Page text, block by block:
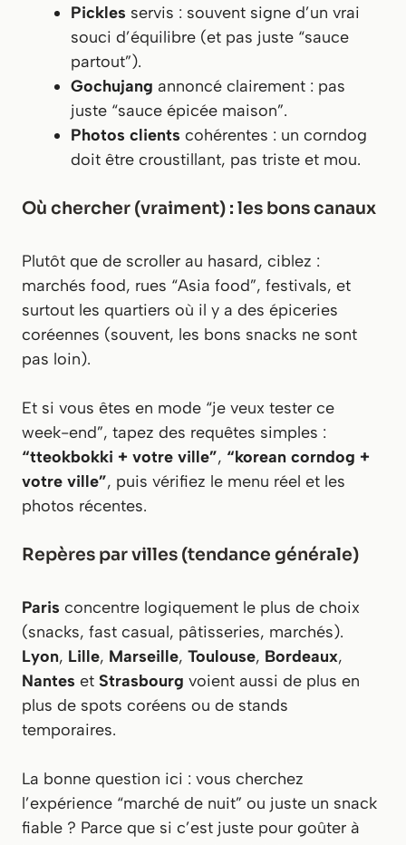
Pickles servis : souvent signe d’un vrai
souci d’équilibre (et pas juste “sauce
partout”).
Gochujang annoncé clairement : pas
juste “sauce épicée maison”.
Photos clients cohérentes : un corndog
doit être croustillant, pas triste et mou.
Où chercher (vraiment) : les bons canaux
Plutôt que de scroller au hasard, ciblez :
marchés food, rues “Asia food”, festivals, et
surtout les quartiers où il y a des épiceries
coréennes (souvent, les bons snacks ne sont
pas loin).
Et si vous êtes en mode “je veux tester ce
week-end”, tapez des requêtes simples :
“tteokbokki + votre ville”, “korean corndog +
votre ville”, puis vérifiez le menu réel et les
photos récentes.
Repères par villes (tendance générale)
Paris concentre logiquement le plus de choix
(snacks, fast casual, pâtisseries, marchés).
Lyon, Lille, Marseille, Toulouse, Bordeaux,
Nantes et Strasbourg voient aussi de plus en
plus de spots coréens ou de stands
temporaires.
La bonne question ici : vous cherchez
l’expérience “marché de nuit” ou juste un snack
fiable ? Parce que si c’est juste pour goûter à